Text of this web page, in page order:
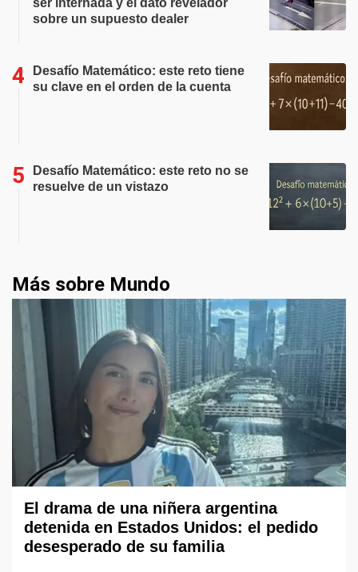
sobre un supuesto dealer
Desafío Matemático: este reto tiene
su clave en el orden de la cuenta
Desafío Matemático: este reto no se
resuelve de un vistazo
Más sobre Mundo
El drama de una niñera argentina
detenida en Estados Unidos: el pedido
desesperado de su familia